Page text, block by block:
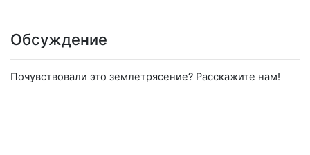
Обсуждение
Почувствовали это землетрясение? Расскажите нам!